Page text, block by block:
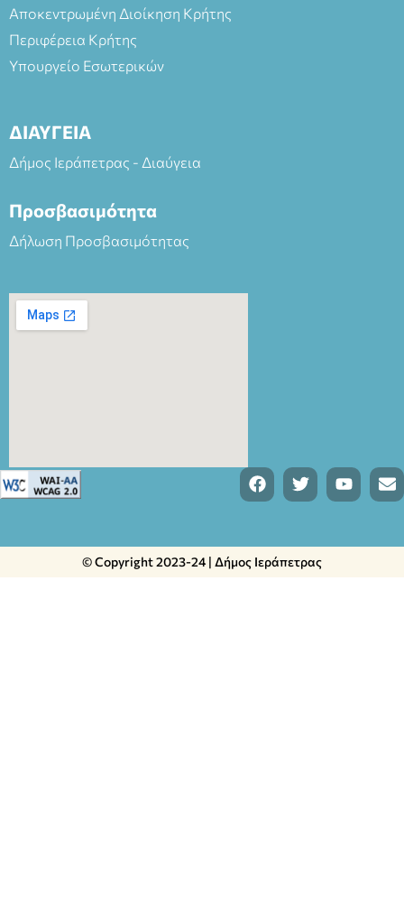
Αποκεντρωμένη Διοίκηση Κρήτης
Περιφέρεια Κρήτης
Υπουργείο Εσωτερικών
ΔΙΑΥΓΕΙΑ
Δήμος Ιεράπετρας - Διαύγεια
Προσβασιμότητα
Δήλωση Προσβασιμότητας
© Copyright 2023-24 | Δήμος Ιεράπετρας